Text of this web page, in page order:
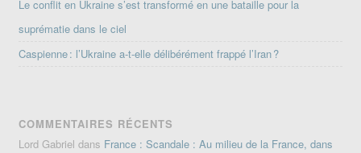
Le conflit en Ukraine s’est transformé en une bataille pour la
suprématie dans le ciel
Caspienne : l’Ukraine a-t-elle délibérément frappé l’Iran ?
COMMENTAIRES RÉCENTS
Lord Gabriel dans France : Scandale : Au milieu de la France, dans